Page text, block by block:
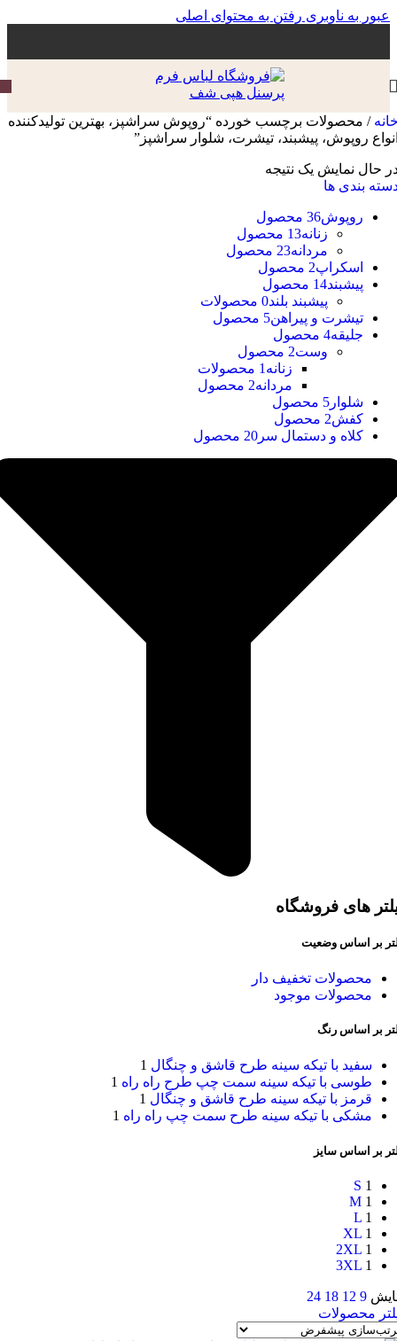
عبور به ناوبری رفتن به محتوای اصلی
/ محصولات برچسب خورده “روپوش سراشپز، بهترین تولیدکننده
روپوش، پیشبند، تیشرت، شلوار سراشپز”
حال نمایش یک نتیجه
بندی ها
روپوش36 محصول
زنانه13 محصول
مردانه23 محصول
اسکراپ2 محصول
پیشبند14 محصول
پیشبند بلند0 محصولات
تیشرت و پیراهن5 محصول
جلیقه4 محصول
وست2 محصول
زنانه 1 محصولات
مردانه2 محصول
شلوار 5 محصول
کفش2 محصول
کلاه و دستمال سر 20 محصول
های فروشگاه
بر اساس وضعیت
محصولات تخفیف دار
محصولات موجود
بر اساس رنگ
سفید با تیکه سینه طرح قاشق و چنگال 1
طوسی با تیکه سینه سمت چپ طرح راه راه 1
قرمز با تیکه سینه طرح قاشق و چنگال 1
مشکی با تیکه سینه طرح سمت چپ راه راه 1
بر اساس سایز
S 1
M 1
L 1
XL 1
2XL 1
3XL 1
9
12
18
24
محصولات